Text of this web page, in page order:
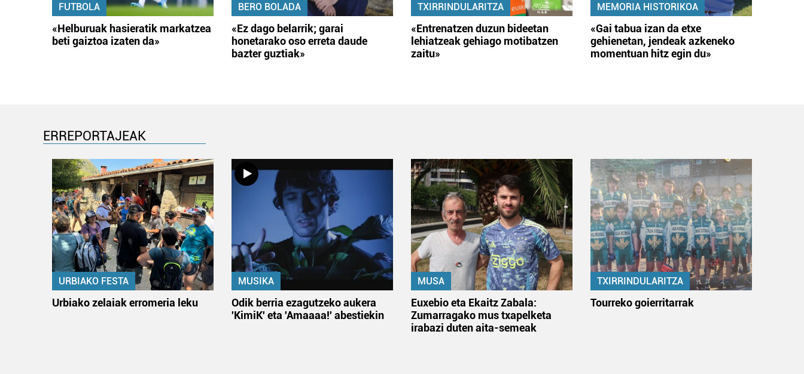
FUTBOLA
«Helburuak hasieratik markatzea
beti gaiztoa izaten da»
BERO BOLADA
«Ez dago belarrik; garai
honetarako oso erreta daude
bazter guztiak»
TXIRRINDULARITZA
«Entrenatzen duzun bideetan
lehiatzeak gehiago motibatzen
zaitu»
MEMORIA HISTORIKOA
«Gai tabua izan da etxe
gehienetan, jendeak azkeneko
momentuan hitz egin du»
ERREPORTAJEAK
URBIAKO FESTA
Urbiako zelaiak erromeria leku
MUSIKA
Odik berria ezagutzeko aukera
'KimiK' eta 'Amaaaa!' abestiekin
MUSA
Euxebio eta Ekaitz Zabala:
Zumarragako mus txapelketa
irabazi duten aita-semeak
TXIRRINDULARITZA
Tourreko goierritarrak